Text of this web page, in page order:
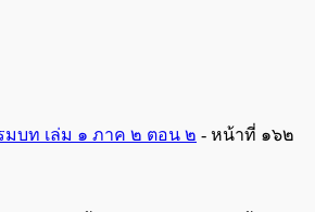
บท เล่ม ๑ ภาค ๒ ตอน ๒ - หน้าที่ ๑๖๒